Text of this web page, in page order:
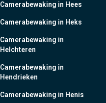
Camerabewaking in Hees
Camerabewaking in Heks
Camerabewaking in
Helchteren
Camerabewaking in
Hendrieken
Camerabewaking in Henis